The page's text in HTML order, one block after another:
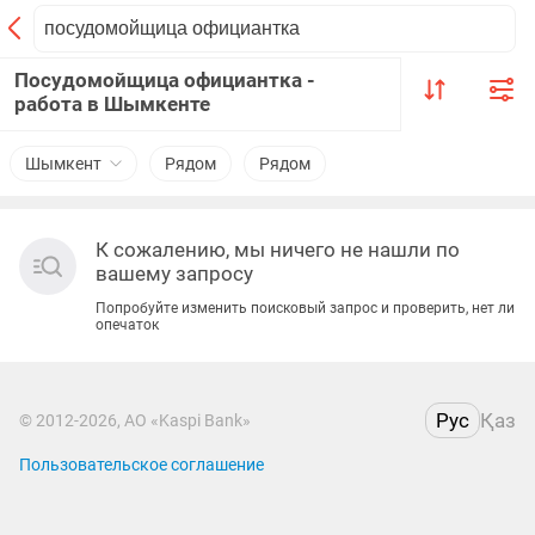
Посудомойщица официантка -
работа в Шымкенте
Шымкент Рядом Рядом
К сожалению, мы ничего не нашли по
вашему запросу
Попробуйте изменить поисковый запрос и проверить, нет ли
опечаток
© 2012-2026, АО «Kaspi Bank» Рус Қаз
Пользовательское соглашение